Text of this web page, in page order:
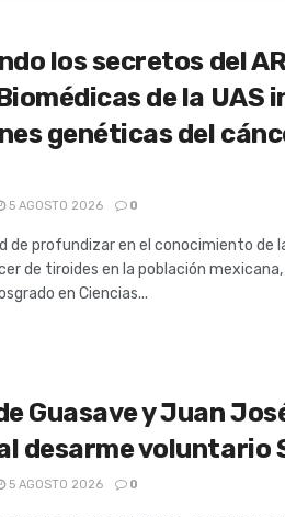
los secretos del
de la UAS
genéticas del
5 AGOSTO 2026 0
de profundizar en el conocimiento de
de tiroides en la población
en Ciencias...
Guasave y Juan
desarme voluntario
5 AGOSTO 2026 0